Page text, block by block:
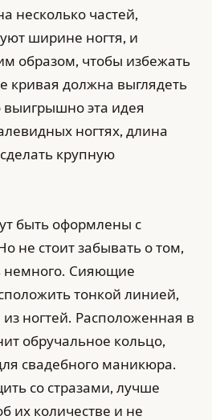
несколько частей,
ширине ногтя, и
образом, чтобы избежать
кривая должна выглядеть
эта идея
ногтях, длина
крупную
быть оформлены с
не стоит забывать о том,
немного. Сияющие
тонкой линией,
ногтей. Расположенная в
обручальное кольцо,
свадебного маникюра.
со стразами, лучше
их количестве и не